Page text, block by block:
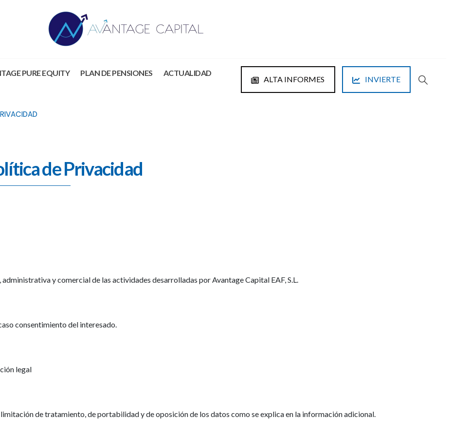
PURE EQUITY PLAN DE PENSIONES
ACTUALIDAD
ALTA INFORMES INVIERTE
de Privacidad
y comercial de las actividades desarrolladas por Avantage Capital EAF, S.L.
consentimiento del interesado.
legal
de tratamiento, de portabilidad y de oposición de los datos como se explica en la información adicional.